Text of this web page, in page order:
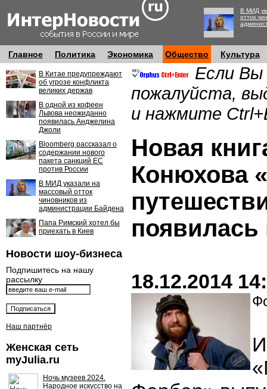
В МИД
отток
Главное Политика Экономика Общество Культура
В Китае предупреждают
об угрозе конфликта
великих держав
В одной из кофеен
Львова неожиданно
появилась Анджелина
Джоли
Bloomberg рассказал о
содержании нового
пакета санкций ЕС
против России
В МИД указали на
массовый отток
чиновников из
администрации Байдена
Папа Римский хотел бы
приехать в Киев
Новости шоу-бизнеса
Подпишитесь на нашу
рассылку
Наш партнёр
Женская сеть
myJulia.ru
Ночь музеев 2024.
Народное искусство на
Если Вы
пожалуйста,
и нажмите
Новая
Конюхова
18.12.2014